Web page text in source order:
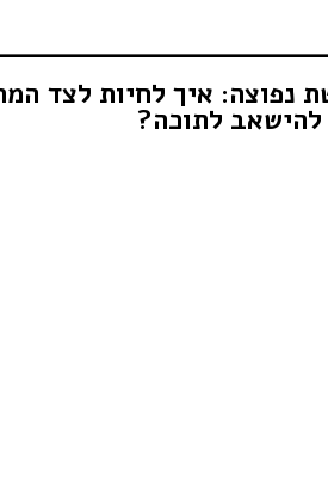
נפוצה: איך לחיות לצד
להישאב לתוכה?